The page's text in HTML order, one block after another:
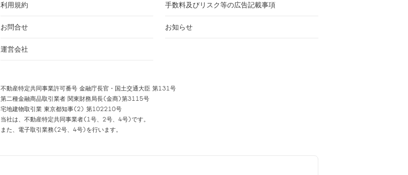
利用規約 手数料及びリスク等の広告記載事項
お問合せ お知らせ
運営会社
不動産特定共同事業許可番号 金融庁長官・国土交通大臣 第131号
第二種金融商品取引業者 関東財務局長(金商)第3115号
宅地建物取引業 東京都知事(2) 第102210号
当社は、不動産特定共同事業者(1号、2号、4号)です。
また、電子取引業務(2号、4号)を行います。